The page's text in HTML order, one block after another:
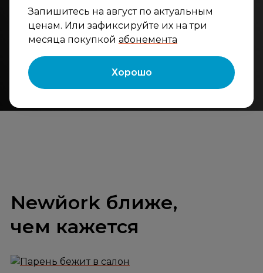
Запишитесь на август по актуальным
ценам. Или зафиксируйте их на три
месяца покупкой абонемента
Хорошо
Будьте в курсе
Новости о работе салона, забавные рабочие
моменты и многое другое в нашем уютном
Телеграм-канале.
Newйork ближе,
чем кажется